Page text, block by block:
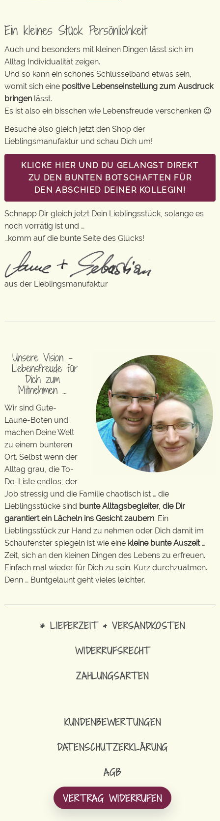
Ein kleines Stück Persönlichkeit
Auch und besonders mit kleinen Dingen lässt sich im
Alltag Individualität zeigen.
Und so kann ein schönes Schlüsselband etwas sein,
womit sich eine positive Lebenseinstellung zum Ausdruck
bringen lässt.
Es ist also ein bisschen wie Lebensfreude verschenken 😉
Besuche also gleich jetzt den Shop der
Lieblingsmanufaktur und schau Dich um!
KLICKE HIER UND DU GELANGST DIREKT
ZU DEN BUNTEN BOTSCHAFTEN FÜR
DEN ABSCHIED DEINER KOLLEGIN!
Schnapp Dir gleich jetzt Dein Lieblingsstück, solange es
noch vorrätig ist und …
…komm auf die bunte Seite des Glücks!
aus der Lieblingsmanufaktur
Unsere Vision –
Lebensfreude für
Dich zum
Mitnehmen …
Wir sind Gute-
Laune-Boten und
machen Deine Welt
zu einem bunteren
Ort. Selbst wenn der
Alltag grau, die To-
Do-Liste endlos, der
Job stressig und die Familie chaotisch ist … die
Lieblingsstücke sind bunte Alltagsbegleiter, die Dir
garantiert ein Lächeln ins Gesicht zaubern. Ein
Lieblingsstück zur Hand zu nehmen oder Dich damit im
Schaufenster spiegeln ist wie eine kleine bunte Auszeit…
Zeit, sich an den kleinen Dingen des Lebens zu erfreuen.
Einfach mal wieder für Dich zu sein. Kurz durchzuatmen.
Denn … Buntgelaunt geht vieles leichter.
* LIEFERZEIT & VERSANDKOSTEN
WIDERRUFSRECHT
ZAHLUNGSARTEN
KUNDENBEWERTUNGEN
DATENSCHUTZERKLÄRUNG
AGB
VERTRAG WIDERRUFEN